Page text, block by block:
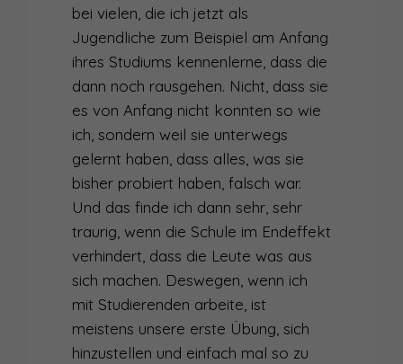
bei vielen, die ich jetzt als
Jugendliche zum Beispiel am Anfang
ihres Studiums kennenlerne, dass die
dann noch rausgehen. Nicht, dass sie
es von Anfang nicht konnten so wie
ich, sondern weil sie unterwegs
gelernt haben, dass alles, was sie
bisher probiert haben, falsch war.
Und das finde ich dann sehr, sehr
traurig, wenn die Schule im Endeffekt
verhindert, dass die Leute was aus
sich machen. Deswegen, wenn ich
mit Studierenden arbeite, ist
meistens unsere erste Übung, sich
hinzustellen und einfach mal so zu